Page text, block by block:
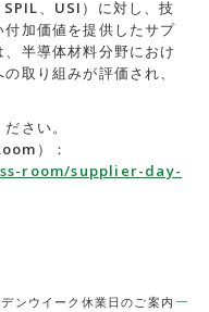
、USI）に対し、技
加価値を提供したサプ
半導体材料分野におけ
取り組みが評価され、
さい。
）：
room/supplier-day-
ンウイーク休業日のご案内